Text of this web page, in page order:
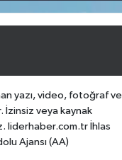
yazı, video, fotoğraf ve
İzinsiz veya kaynak
liderhaber.com.tr İhlas
Ajansı (AA)